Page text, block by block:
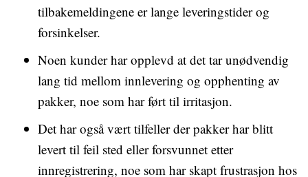
tilbakemeldingene er lange leveringstider og
forsinkelser.
Noen kunder har opplevd at det tar unødvendig
lang tid mellom innlevering og opphenting av
pakker, noe som har ført til irritasjon.
Det har også vært tilfeller der pakker har blitt
levert til feil sted eller forsvunnet etter
innregistrering, noe som har skapt frustrasjon hos